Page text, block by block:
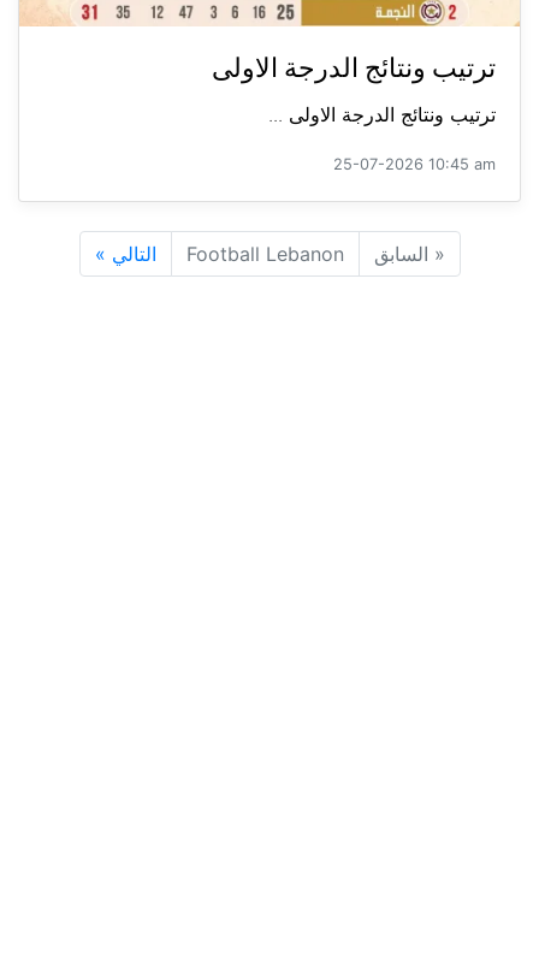
ترتيب ونتائج الدرجة الاولى
ترتيب ونتائج الدرجة الاولى ...
25-07-2026 10:45 am
« السابق Football Lebanon التالي »